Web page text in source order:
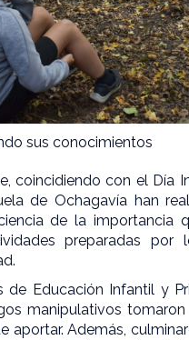
sus conocimientos
coincidiendo con el Día
de Ochagavía han
de la importancia
preparadas
de Educación Infantil y
manipulativos
aportar. Además,